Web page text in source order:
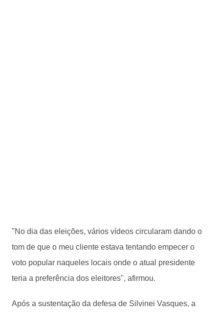
"No dia das eleições, vários vídeos circularam dando o
tom de que o meu cliente estava tentando empecer o
voto popular naqueles locais onde o atual presidente
teria a preferência dos eleitores", afirmou.
Após a sustentação da defesa de Silvinei Vasques, a